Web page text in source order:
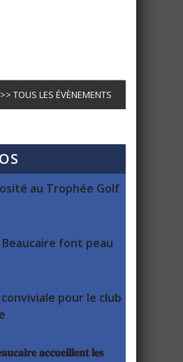
>> TOUS LES ÉVÈNEMENTS
au Trophée Golf
font peau
pour le club
𝐚𝐜𝐜𝐮𝐞𝐢𝐥𝐥𝐞𝐧𝐭 𝐥𝐞𝐬